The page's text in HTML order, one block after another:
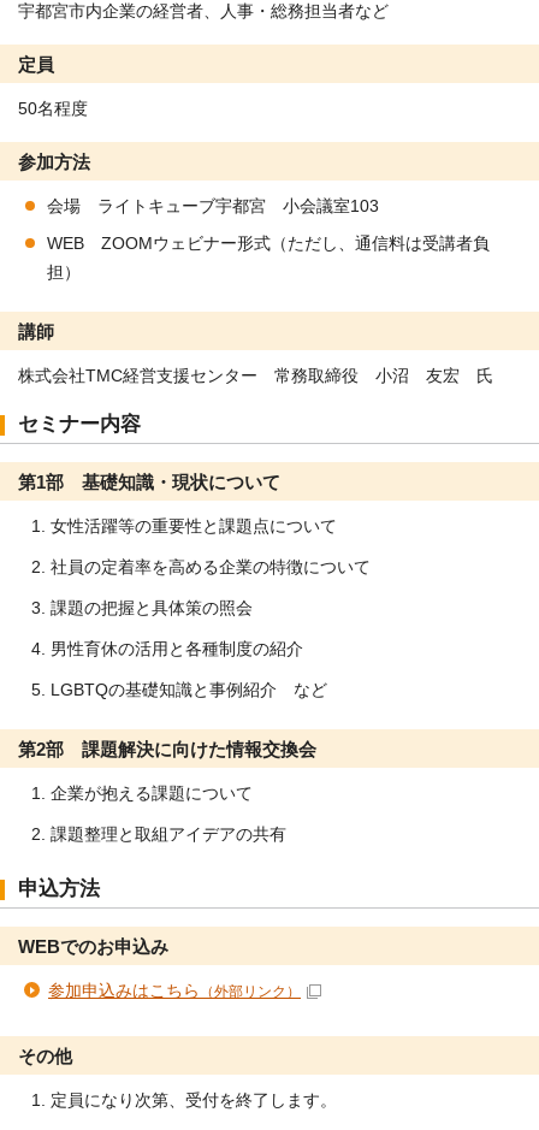
宇都宮市内企業の経営者、人事・総務担当者など
定員
50名程度
参加方法
会場 ライトキューブ宇都宮 小会議室103
WEB ZOOMウェビナー形式（ただし、通信料は受講者負
担）
講師
株式会社TMC経営支援センター 常務取締役 小沼 友宏 氏
セミナー内容
第1部 基礎知識・現状について
女性活躍等の重要性と課題点について
社員の定着率を高める企業の特徴について
課題の把握と具体策の照会
男性育休の活用と各種制度の紹介
LGBTQの基礎知識と事例紹介 など
第2部 課題解決に向けた情報交換会
企業が抱える課題について
課題整理と取組アイデアの共有
申込方法
WEBでのお申込み
参加申込みはこちら （外部リンク）
その他
定員になり次第、受付を終了します。